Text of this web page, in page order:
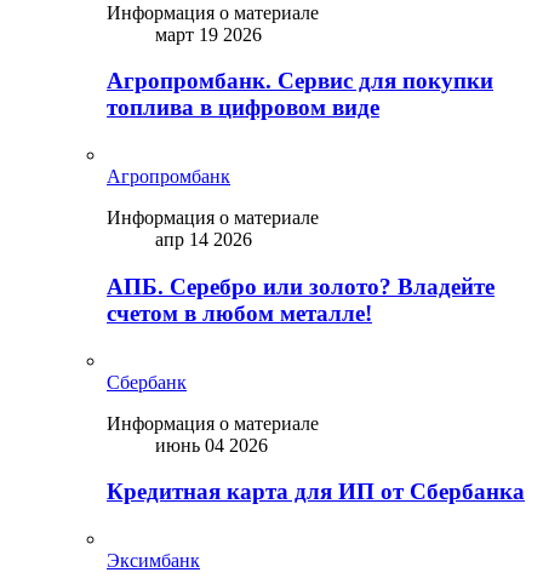
Информация о материале
март 19 2026
Агропромбанк. Сервис для покупки
топлива в цифровом виде
Агропромбанк
Информация о материале
апр 14 2026
АПБ. Серебро или золото? Владейте
счетом в любом металле!
Сбербанк
Информация о материале
июнь 04 2026
Кредитная карта для ИП от Сбербанка
Эксимбанк